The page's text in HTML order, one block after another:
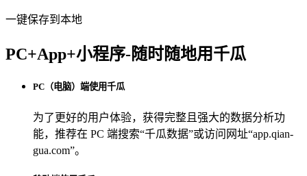
一键保存到本地
PC+App+小程序-随时随地用千瓜
PC（电脑）端使用千瓜
为了更好的用户体验，获得完整且强大的数据分析功
能，推荐在 PC 端搜索“千瓜数据”或访问网址“app.qian-
gua.com”。